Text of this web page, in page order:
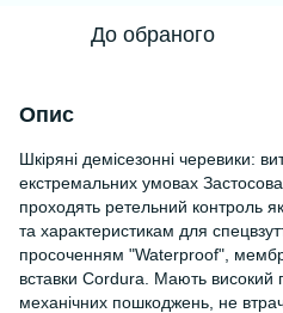
До обраного
Опис
Шкіряні демісезонні черевики:
екстремальних умовах
проходять ретельний контроль
та характеристикам для
просоченням "Waterproof",
вставки Cordura. Мають високий
механічних пошкоджень, не